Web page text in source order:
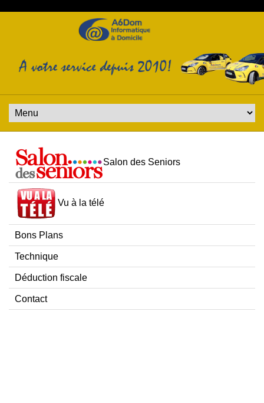
Salon des Seniors
Vu à la télé
Bons Plans
Technique
Déduction fiscale
Contact